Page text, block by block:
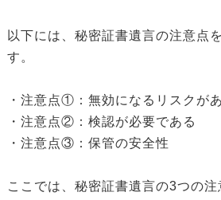
以下には、秘密証書遺言の注意点
す。
・注意点①：無効になるリスクが
・注意点②：検認が必要である
・注意点③：保管の安全性
ここでは、秘密証書遺言の3つの